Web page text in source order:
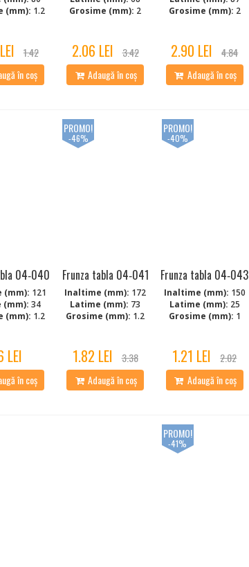
(mm): 1.2
1.42
în coș
Grosime (mm): 2
2.06 LEI
3.42
Adaugă în coș
Grosime (mm): 2
2.90 LEI
4.84
Adaugă în coș
04‑040
(mm): 121
(mm): 34
(mm): 1.2
LEI
în coș
Frunza tabla 04‑041
Inaltime (mm): 172
Latime (mm): 73
Grosime (mm): 1.2
1.82 LEI
3.38
Adaugă în coș
PROMO!
-46%
Frunza tabla 04‑043
Inaltime (mm): 150
Latime (mm): 25
Grosime (mm): 1
1.21 LEI
2.02
Adaugă în coș
PROMO!
-40%
PROMO!
-41%